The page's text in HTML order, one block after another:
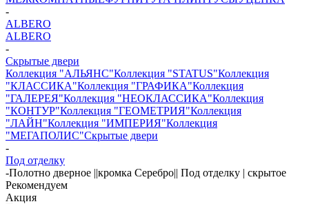
-
ALBERO
ALBERO
-
Скрытые двери
Коллекция "АЛЬЯНС"Коллекция "STATUS"Коллекция
"КЛАССИКА"Коллекция "ГРАФИКА"Коллекция
"ГАЛЕРЕЯ"Коллекция "НЕОКЛАССИКА"Коллекция
"КОНТУР"Коллекция "ГЕОМЕТРИЯ"Коллекция
"ЛАЙН"Коллекция "ИМПЕРИЯ"Коллекция
"МЕГАПОЛИС"Скрытые двери
-
Под отделку
-Полотно дверное ||кромка Серебро|| Под отделку | скрытое
Рекомендуем
Акция